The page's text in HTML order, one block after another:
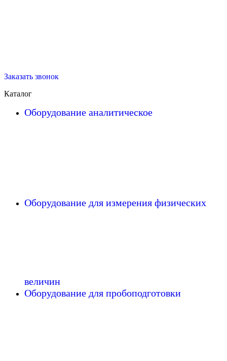
Заказать звонок
Каталог
Оборудование аналитическое
Оборудование для измерения физических
величин
Оборудование для пробоподготовки